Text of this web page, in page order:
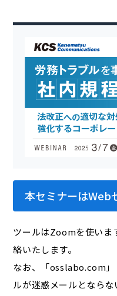
本セミナーはWeb
ツールはZoomを使いま
絡いたします。
なお、「osslabo.com
ルが迷惑メールとなら